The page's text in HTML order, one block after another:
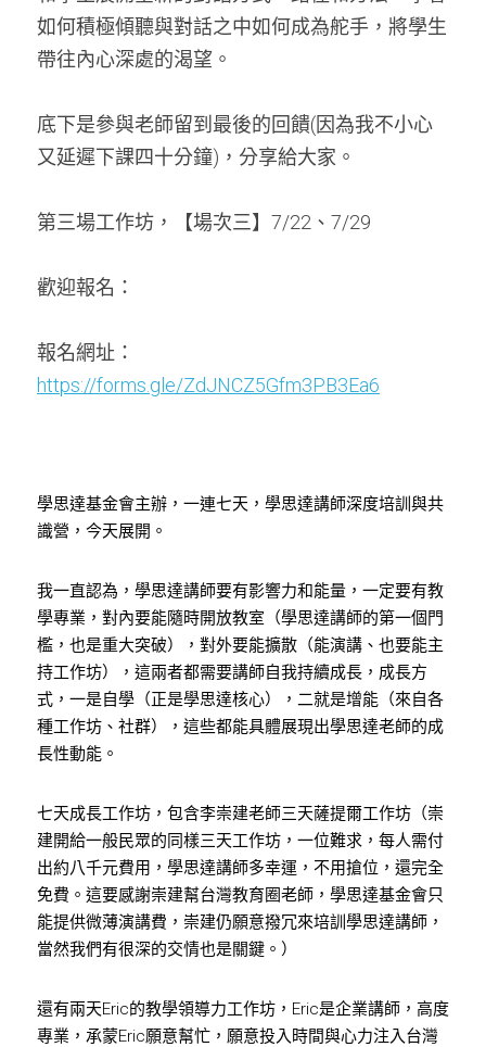
如何積極傾聽與對話之中如何成為舵手，將學生
帶往內心深處的渴望。
底下是參與老師留到最後的回饋(因為我不小心
又延遲下課四十分鐘)，分享給大家。
第三場工作坊，【場次三】7/22、7/29
歡迎報名：
報名網址：
https://forms.gle/ZdJNCZ5Gfm3PB3Ea6
學思達基金會主辦，一連七天，學思達講師深度培訓與共
識營，今天展開。
我一直認為，學思達講師要有影響力和能量，一定要有教
學專業，對內要能隨時開放教室（學思達講師的第一個門
檻，也是重大突破），對外要能擴散（能演講、也要能主
持工作坊），這兩者都需要講師自我持續成長，成長方
式，一是自學（正是學思達核心），二就是增能（來自各
種工作坊、社群），這些都能具體展現出學思達老師的成
長性動能。
七天成長工作坊，包含李崇建老師三天薩提爾工作坊（崇
建開給一般民眾的同樣三天工作坊，一位難求，每人需付
出約八千元費用，學思達講師多幸運，不用搶位，還完全
免費。這要感謝崇建幫台灣教育圈老師，學思達基金會只
能提供微薄演講費，崇建仍願意撥冗來培訓學思達講師，
當然我們有很深的交情也是關鍵。）
還有兩天Eric的教學領導力工作坊，Eric是企業講師，高度
專業，承蒙Eric願意幫忙，願意投入時間與心力注入台灣